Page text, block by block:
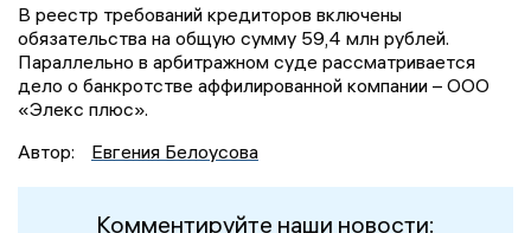
В реестр требований кредиторов включены
обязательства на общую сумму 59,4 млн рублей.
Параллельно в арбитражном суде рассматривается
дело о банкротстве аффилированной компании – ООО
«Элекс плюс».
Автор:
Евгения Белоусова
Комментируйте наши новости: